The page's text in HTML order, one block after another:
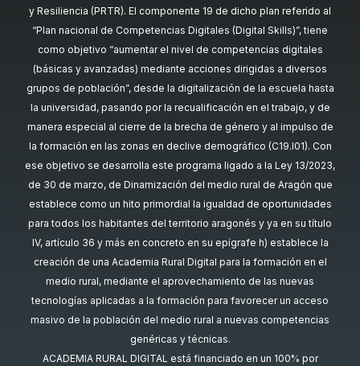
y Resiliencia (PRTR). El componente 19 de dicho plan referido al
“Plan nacional de Competencias Digitales (Digital Skills)”, tiene
como objetivo “aumentar el nivel de competencias digitales
(básicas y avanzadas) mediante acciones dirigidas a diversos
grupos de población”, desde la digitalización de la escuela hasta
la universidad, pasando por la recualificación en el trabajo, y de
manera especial al cierre de la brecha de género y al impulso de
la formación en las zonas en declive demográfico (C19.I01). Con
ese objetivo se desarrolla este programa ligado a la Ley 13/2023,
de 30 de marzo, de Dinamización del medio rural de Aragón que
establece como un hito primordial la igualdad de oportunidades
para todos los habitantes del territorio aragonés y ya en su título
IV, artículo 36 y más en concreto en su epígrafe h) establece la
creación de una Academia Rural Digital para la formación en el
medio rural, mediante el aprovechamiento de las nuevas
tecnologías aplicadas a la formación para favorecer un acceso
masivo de la población del medio rural a nuevas competencias
genéricas y técnicas.
ACADEMIA RURAL DIGITAL está financiado en un 100% por